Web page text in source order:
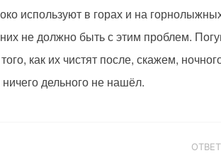
используют в горах и на
них не должно быть с этим проблем.
как их чистят после, скажем,
дельного не нашёл.